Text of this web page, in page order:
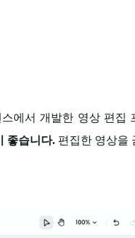
에서 개발한 영상 편
좋습니다. 편집한 영상을